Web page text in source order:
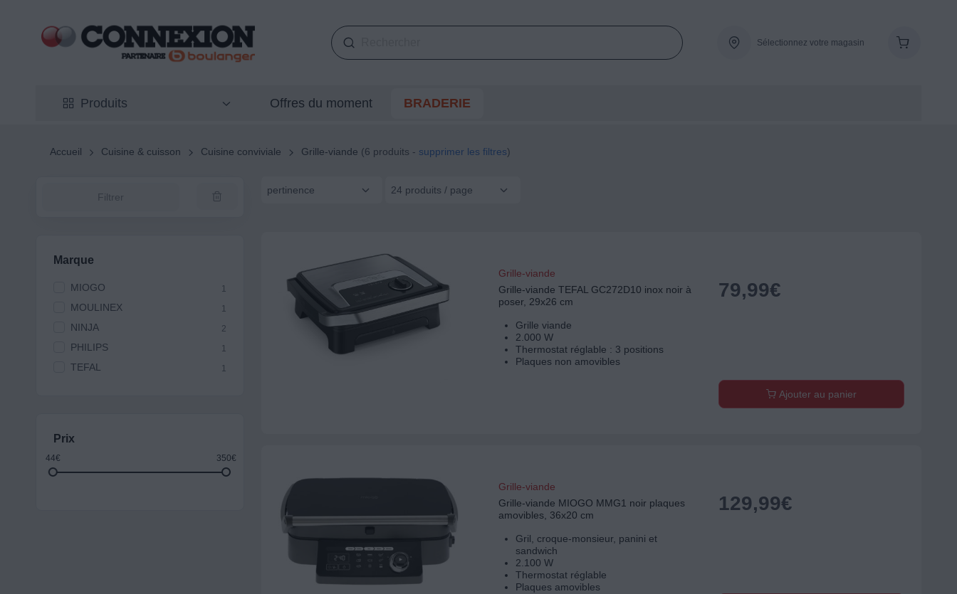
Sélectionnez votre magasin
Produits Offres du moment BRADERIE
Accueil Cuisine & cuisson Cuisine conviviale Grille-viande (6 produits - supprimer les filtres)
Filtrer
Marque
MIOGO 1
MOULINEX 1
NINJA 2
PHILIPS 1
TEFAL 1
Prix
44€ 350€
pertinence 24 produits / page
Grille-viande
Grille-viande TEFAL GC272D10 inox noir à
poser, 29x26 cm
Grille viande
2.000 W
Thermostat réglable : 3 positions
Plaques non amovibles
79,99€
Ajouter au panier
Grille-viande
Grille-viande MIOGO MMG1 noir plaques
amovibles, 36x20 cm
Gril, croque-monsieur, panini et
sandwich
2.100 W
Thermostat réglable
Plaques amovibles
129,99€